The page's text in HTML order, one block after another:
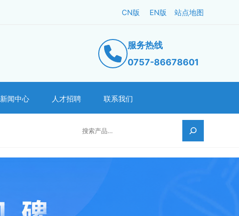
CN版 EN版 站点地图
服务热线
0757-86678601
新闻中心 人才招聘 联系我们
搜索